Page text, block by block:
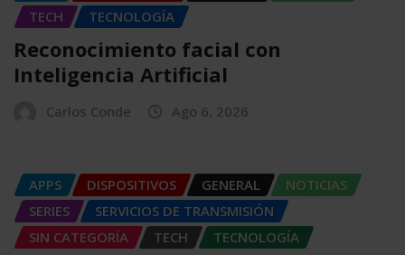
TECH
TECNOLOGÍA
Reconocimiento facial con
Inteligencia Artificial
Carlos Conde Ago 6, 2026
APPS DISPOSITIVOS GENERAL
NOTICIAS
SERIES
SERVICIOS DE TRANSMISIÓN
SIN CATEGORÍA
TECH TECNOLOGÍA